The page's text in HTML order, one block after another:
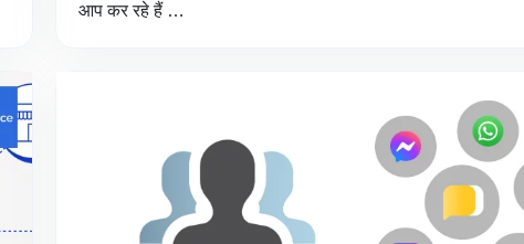
आप कर रहे हैं …